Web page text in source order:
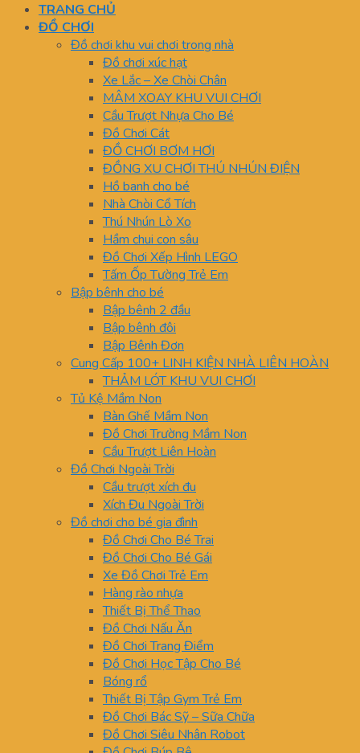
TRANG CHỦ
ĐỒ CHƠI
Đồ chơi khu vui chơi trong nhà
Đồ chơi xúc hạt
Xe Lắc – Xe Chòi Chân
MÂM XOAY KHU VUI CHƠI
Cầu Trượt Nhựa Cho Bé
Đồ Chơi Cát
ĐỒ CHƠI BƠM HƠI
ĐỒNG XU CHƠI THÚ NHÚN ĐIỆN
Hồ banh cho bé
Nhà Chòi Cổ Tích
Thú Nhún Lò Xo
Hầm chui con sâu
Đồ Chơi Xếp Hình LEGO
Tấm Ốp Tường Trẻ Em
Bập bênh cho bé
Bập bênh 2 đầu
Bập bênh đôi
Bập Bênh Đơn
Cung Cấp 100+ LINH KIỆN NHÀ LIÊN HOÀN
THẢM LÓT KHU VUI CHƠI
Tủ Kệ Mầm Non
Bàn Ghế Mầm Non
Đồ Chơi Trường Mầm Non
Cầu Trượt Liên Hoàn
Đồ Chơi Ngoài Trời
Cầu trượt xích đu
Xích Đu Ngoài Trời
Đồ chơi cho bé gia đình
Đồ Chơi Cho Bé Trai
Đồ Chơi Cho Bé Gái
Xe Đồ Chơi Trẻ Em
Hàng rào nhựa
Thiết Bị Thể Thao
Đồ Chơi Nấu Ăn
Đồ Chơi Trang Điểm
Đồ Chơi Học Tập Cho Bé
Bóng rổ
Thiết Bị Tập Gym Trẻ Em
Đồ Chơi Bác Sỹ – Sữa Chữa
Đồ Chơi Siêu Nhân Robot